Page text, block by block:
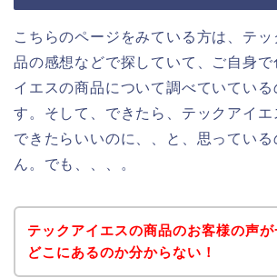
こちらのページをみている方は、テ
品の感想などで探していて、ご自身で
イエスの商品について調べていている
す。そして、できたら、テックアイエ
できたらいいのに、、と、思ってい
ん。でも、、、。
テックアイエスの商品のお客様の声
どこにあるのか分からない！